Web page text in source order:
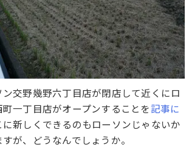
交野幾野六丁目店が閉店して近くにロ
一丁目店がオープンすることを記事に
新しくできるのもローソンじゃないか
が、どうなんでしょうか。